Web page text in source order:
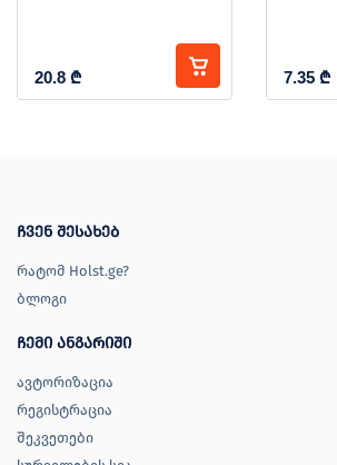
20.8 ₾ 7.35 ₾
ჩვენ შესახებ
რატომ Holst.ge?
ბლოგი
ჩემი ანგარიში
ავტორიზაცია
რეგისტრაცია
შეკვეთები